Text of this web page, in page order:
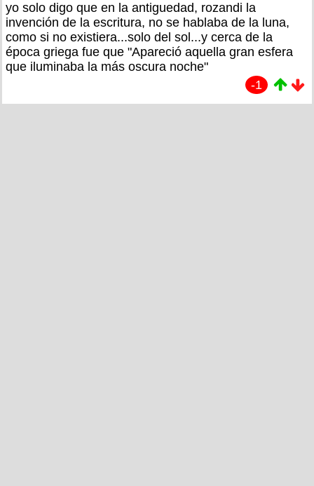
yo solo digo que en la antiguedad, rozandi la
invención de la escritura, no se hablaba de la luna,
como si no existiera...solo del sol...y cerca de la
época griega fue que "Apareció aquella gran esfera
que iluminaba la más oscura noche"
-1